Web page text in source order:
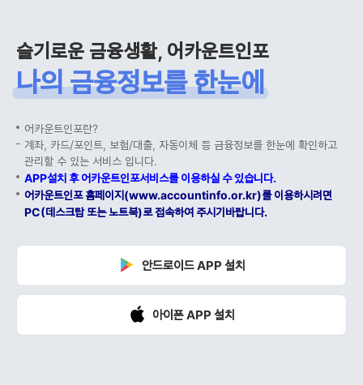
슬기로운 금융생활, 어카운트인포
나의 금융정보를 한눈에
어카운트인포란?
계좌, 카드/포인트, 보험/대출, 자동이체 등 금융정보를 한눈에 확인하고
관리할 수 있는 서비스 입니다.
APP설치 후 어카운트인포서비스를 이용하실 수 있습니다.
어카운트인포 홈페이지(www.accountinfo.or.kr)를 이용하시려면
PC(데스크탑 또는 노트북)로 접속하여 주시기바랍니다.
안드로이드 APP 설치
아이폰 APP 설치